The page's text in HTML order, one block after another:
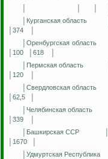
│Курганская область
│374
│Оренбургская область
│100
│618
│Пермская область
│120
│Свердловская область
│62,5
│Челябинская область
│339
│Башкирская ССР
│1670
│Удмуртская Республика